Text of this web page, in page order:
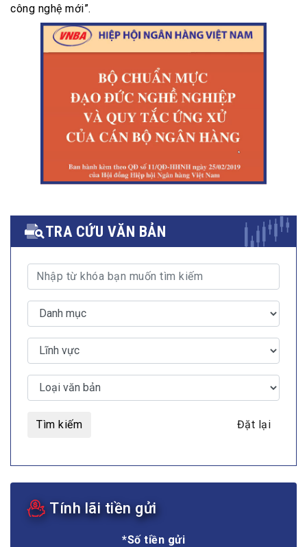
công nghệ mới”.
TRA CỨU VĂN BẢN
Tìm kiếm Đặt lại
Tính lãi tiền gửi
*Số tiền gửi